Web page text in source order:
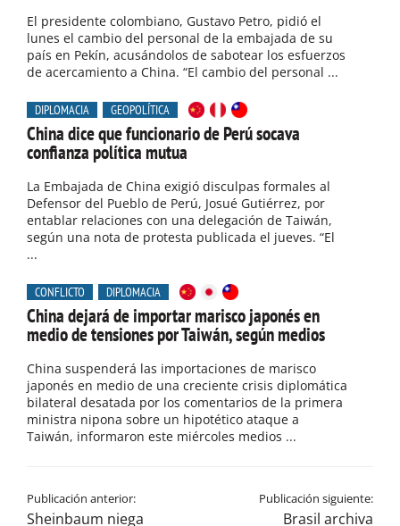
El presidente colombiano, Gustavo Petro, pidió el
lunes el cambio del personal de la embajada de su
país en Pekín, acusándolos de sabotear los esfuerzos
de acercamiento a China. “El cambio del personal ...
DIPLOMACIA GEOPOLÍTICA
China dice que funcionario de Perú socava
confianza política mutua
La Embajada de China exigió disculpas formales al
Defensor del Pueblo de Perú, Josué Gutiérrez, por
entablar relaciones con una delegación de Taiwán,
según una nota de protesta publicada el jueves. “El
...
CONFLICTO DIPLOMACIA
China dejará de importar marisco japonés en
medio de tensiones por Taiwán, según medios
China suspenderá las importaciones de marisco
japonés en medio de una creciente crisis diplomática
bilateral desatada por los comentarios de la primera
ministra nipona sobre un hipotético ataque a
Taiwán, informaron este miércoles medios ...
Publicación anterior:
Sheinbaum niega
Publicación siguiente:
Brasil archiva